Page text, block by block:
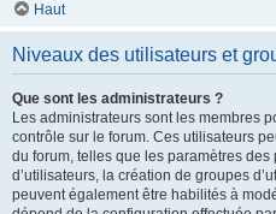
Haut
Niveaux des utilisateurs et
Que sont les administrateurs ?
Les administrateurs sont les membres
contrôle sur le forum. Ces utilisateurs
du forum, telles que les paramètres
d’utilisateurs, la création de groupes
peuvent également être habilités à